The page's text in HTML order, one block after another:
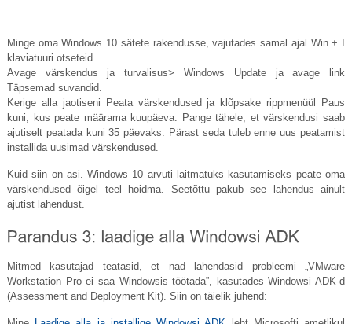
Minge oma Windows 10 sätete rakendusse, vajutades samal ajal Win + I
klaviatuuri otseteid.
Avage värskendus ja turvalisus> Windows Update ja avage link
Täpsemad suvandid.
Kerige alla jaotiseni Peata värskendused ja klõpsake rippmenüül Paus
kuni, kus peate määrama kuupäeva. Pange tähele, et värskendusi saab
ajutiselt peatada kuni 35 päevaks. Pärast seda tuleb enne uus peatamist
installida uusimad värskendused.
Kuid siin on asi. Windows 10 arvuti laitmatuks kasutamiseks peate oma
värskendused õigel teel hoidma. Seetõttu pakub see lahendus ainult
ajutist lahendust.
Mitmed kasutajad teatasid, et nad lahendasid probleemi „VMware
Workstation Pro ei saa Windowsis töötada”, kasutades Windowsi ADK-d
(Assessment and Deployment Kit). Siin on täielik juhend: